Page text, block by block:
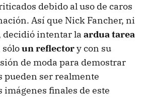
debido al uso de caros
Así que Nick Fancher, ni
decidió intentar la ardua tarea
sóloun reflectory con su
de moda para demostrar
pueden ser realmente
imágenes finales de este